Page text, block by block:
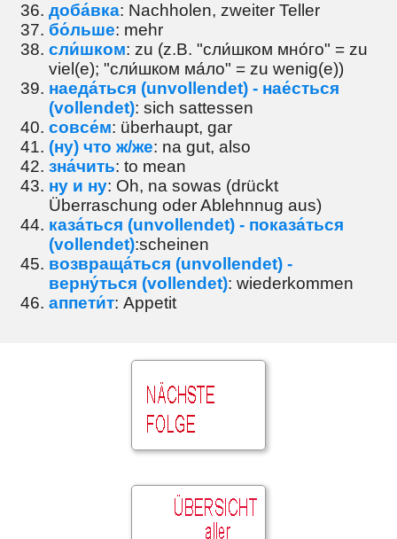
доба́вка: Nachholen, zweiter Teller
бо́льше: mehr
сли́шком: zu (z.B. "сли́шком мно́го" = zu
viel(e); "сли́шком ма́ло" = zu wenig(e))
наеда́ться (unvollendet) - нае́сться
(vollendet): sich sattessen
совсе́м: überhaupt, gar
(ну) что ж/же: na gut, also
зна́чить: to mean
ну и ну: Oh, na sowas (drückt
Überraschung oder Ablehnnug aus)
каза́ться (unvollendet) - показа́ться
(vollendet):scheinen
возвраща́ться (unvollendet) -
верну́ться (vollendet): wiederkommen
аппети́т: Appetit